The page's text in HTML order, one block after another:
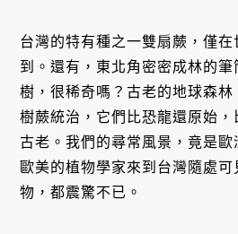
台灣的特有種之一雙扇蕨，僅
到。還有，東北角密密成林的筆
樹，很稀奇嗎？古老的地球森
樹蕨統治，它們比恐龍還原始
古老。我們的尋常風景，竟是歐
歐美的植物學家來到台灣隨處
物，都震驚不已。